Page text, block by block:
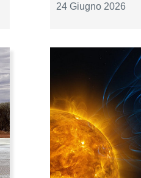
24 Giugno 2026